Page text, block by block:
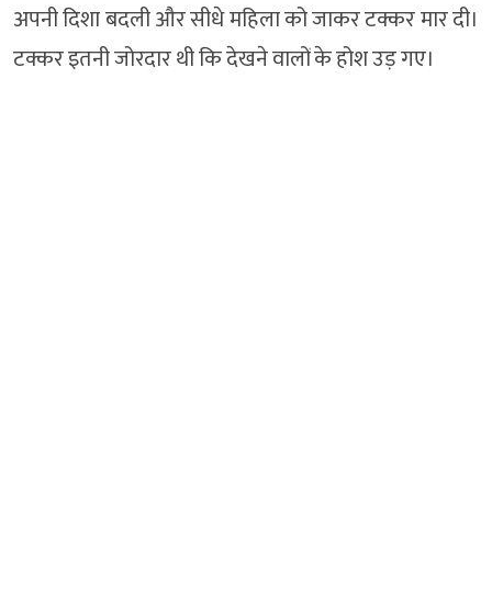
अपनी दिशा बदली और सीधे महिला को जाकर टक्कर मार दी।
टक्कर इतनी जोरदार थी कि देखने वालों के होश उड़ गए।